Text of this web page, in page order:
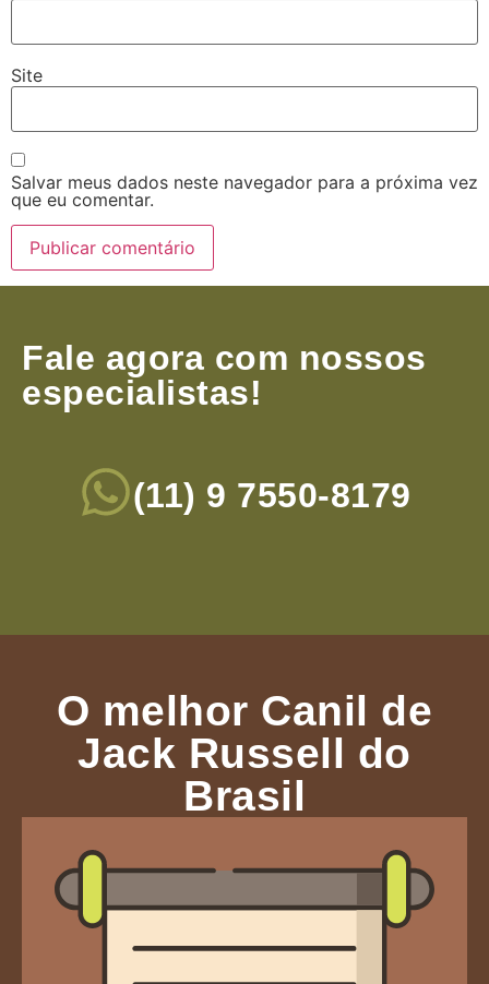
Site
Salvar meus dados neste navegador para a próxima vez
que eu comentar.
Fale agora com nossos
especialistas!
(11) 9 7550-8179
O melhor Canil de
Jack Russell do
Brasil